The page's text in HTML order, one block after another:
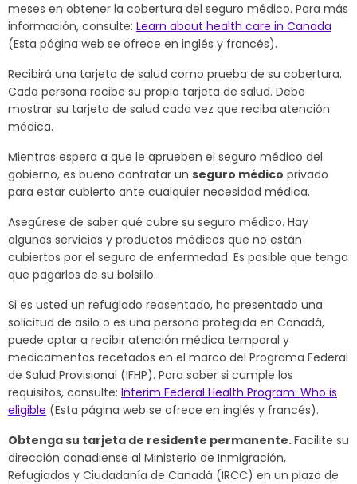
meses en obtener la cobertura del seguro médico. Para más
información, consulte: Learn about health care in Canada
(Esta página web se ofrece en inglés y francés).
Recibirá una tarjeta de salud como prueba de su cobertura.
Cada persona recibe su propia tarjeta de salud. Debe
mostrar su tarjeta de salud cada vez que reciba atención
médica.
Mientras espera a que le aprueben el seguro médico del
gobierno, es bueno contratar un seguro médico privado
para estar cubierto ante cualquier necesidad médica.
Asegúrese de saber qué cubre su seguro médico. Hay
algunos servicios y productos médicos que no están
cubiertos por el seguro de enfermedad. Es posible que tenga
que pagarlos de su bolsillo.
Si es usted un refugiado reasentado, ha presentado una
solicitud de asilo o es una persona protegida en Canadá,
puede optar a recibir atención médica temporal y
medicamentos recetados en el marco del Programa Federal
de Salud Provisional (IFHP). Para saber si cumple los
requisitos, consulte: Interim Federal Health Program: Who is
eligible (Esta página web se ofrece en inglés y francés).
Obtenga su tarjeta de residente permanente.Facilite su
dirección canadiense al Ministerio de Inmigración,
Refugiados y Ciudadanía de Canadá (IRCC) en un plazo de